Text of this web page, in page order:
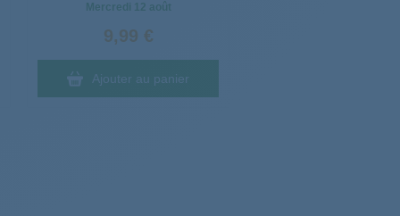
Mercredi
12 août
9,99 €
Ajouter au panier